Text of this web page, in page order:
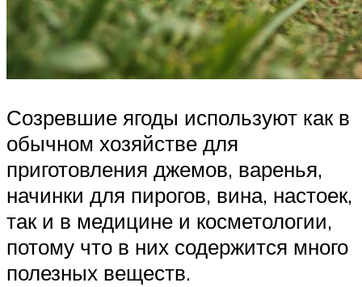
Созревшие ягоды используют как в
обычном хозяйстве для
приготовления джемов, варенья,
начинки для пирогов, вина, настоек,
так и в медицине и косметологии,
потому что в них содержится много
полезных веществ.